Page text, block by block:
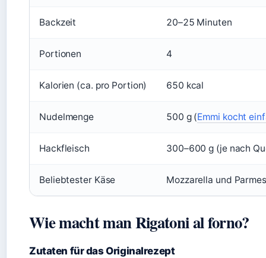
Backzeit 20–25 Minuten
Portionen 4
Kalorien (ca. pro Portion) 650 kcal
Nudelmenge 500 g (Emmi kocht
Hackfleisch 300–600 g (je nach
Beliebtester Käse Mozzarella und
Wie macht man Rigatoni al forno?
Zutaten für das Originalrezept